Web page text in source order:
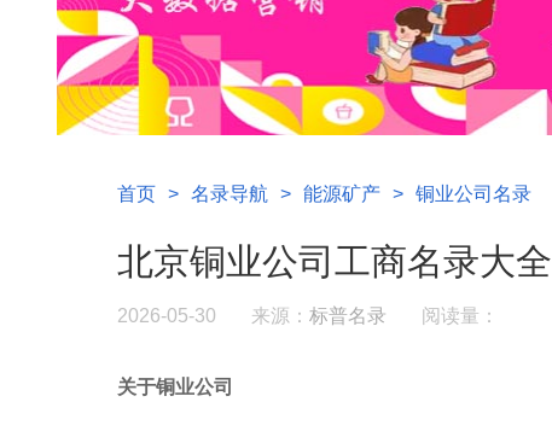
首页 > 名录导航 > 能源矿产 > 铜业公司名录
北京铜业公司工商名录大全
2026-05-30 来源： 标普名录 阅读量：
关于铜业公司